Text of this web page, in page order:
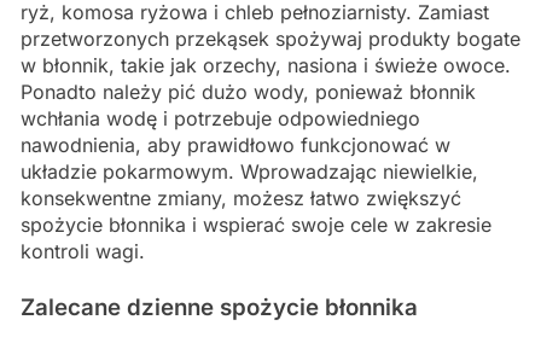
ryż, komosa ryżowa i chleb pełnoziarnisty. Zamiast
przetworzonych przekąsek spożywaj produkty bogate
w błonnik, takie jak orzechy, nasiona i świeże owoce.
Ponadto należy pić dużo wody, ponieważ błonnik
wchłania wodę i potrzebuje odpowiedniego
nawodnienia, aby prawidłowo funkcjonować w
układzie pokarmowym. Wprowadzając niewielkie,
konsekwentne zmiany, możesz łatwo zwiększyć
spożycie błonnika i wspierać swoje cele w zakresie
kontroli wagi.
Zalecane dzienne spożycie błonnika